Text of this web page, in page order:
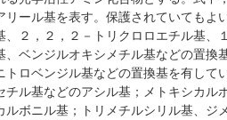
ール基を表す。保護されていてもよ
２，２，２－トリクロロエチル基、
ベンジルオキシメチル基などの置換
ロベンジル基などの置換基を有して
ル基などのアシル基；メトキシカル
ボニル基；トリメチルシリル基、ジ